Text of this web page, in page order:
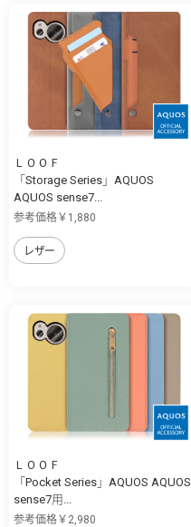
ＬＯＯＦ
「Storage Series」AQUOS
AQUOS sense7...
参考価格￥1,880
レザー
ＬＯＯＦ
「Pocket Series」AQUOS AQUOS
sense7用...
参考価格￥2,980